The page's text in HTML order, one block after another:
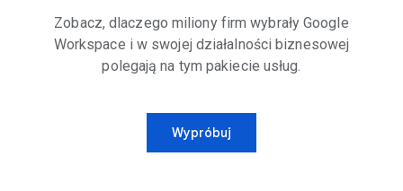
Zobacz, dlaczego miliony firm wybrały Google
Workspace i w swojej działalności biznesowej
polegają na tym pakiecie usług.
Wypróbuj